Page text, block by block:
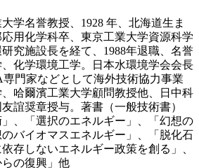
学名誉教授、1928 年、北海道生ま
用化学科卒、東京工業大学資源科学
究施設長を経て、1988年退職、名誉
化学環境工学。日本水環境学会会長
門家などとして海外技術協力事業
哈爾濱工業大学顧問教授他、日中科
誼奨章授与。著書（一般技術書）
、「選択のエネルギー」、「幻想の
バイオマスエネルギー」、「脱化石
存しないエネルギー政策を創る」、
らの復興」他